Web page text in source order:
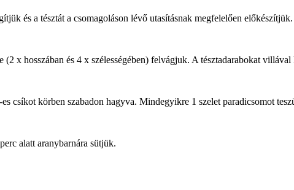
és a tésztát a csomagoláson lévő utasításnak megfelelően előkészítjük.
x hosszában és 4 x szélességében) felvágjuk. A tésztadarabokat
csíkot körben szabadon hagyva. Mindegyikre 1 szelet paradicsomot
alatt aranybarnára sütjük.